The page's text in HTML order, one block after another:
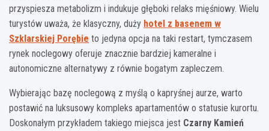
przyspiesza metabolizm i indukuje głęboki relaks mięśniowy. Wielu
turystów uważa, że klasyczny, duży hotel z basenem w
Szklarskiej Porębie to jedyna opcja na taki restart, tymczasem
rynek noclegowy oferuje znacznie bardziej kameralne i
autonomiczne alternatywy z równie bogatym zapleczem.
Wybierając bazę noclegową z myślą o kapryśnej aurze, warto
postawić na luksusowy kompleks apartamentów o statusie kurortu.
Doskonałym przykładem takiego miejsca jest Czarny Kamień